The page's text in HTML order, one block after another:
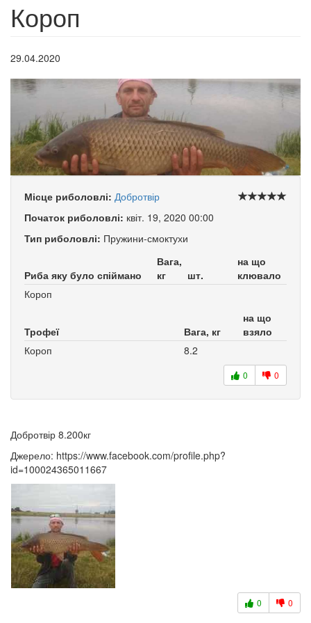
Короп
29.04.2020
Місце риболовлі: Добротвір
Початок риболовлі: квіт. 19, 2020 00:00
Тип риболовлі: Пружини-смоктухи
Риба яку було спіймано
Вага,
кг
шт.
на що
клювало
Короп
Трофеї Вага, кг
на що
взяло
Короп
8.2
0 0
Добротвір 8.200кг
Джерело: https://www.facebook.com/profile.php?
id=100024365011667
0 0